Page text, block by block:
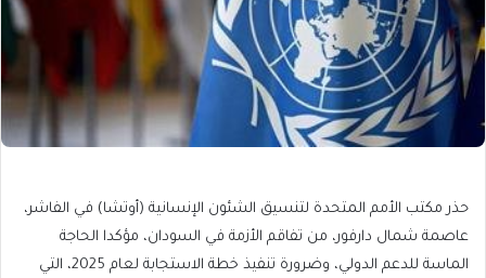
حذر مكتب الأمم المتحدة لتنسيق الشئون الإنسانية (أوتشا) في الفاشر،
عاصمة شمال دارفور، من تفاقم الأزمة في السودان، مؤكدا الحاجة
الماسة للدعم الدولي، وضرورة تنفيذ خطة الاستجابة لعام 2025، التي